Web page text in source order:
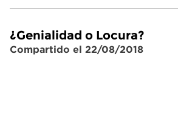
¿Genialidad o Locura?
Compartido el 22/08/2018